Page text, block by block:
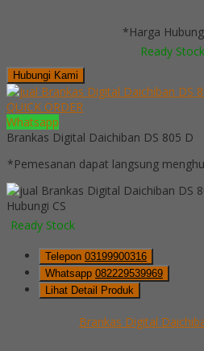
*Harga
Ready Stock
Hubungi Kami
QUICK ORDER
Whatsapp
Brankas Digital Daichiban DS 805 D
*Pemesanan dapat langsung
Hubungi CS
Ready Stock
Telepon 03199900316
Whatsapp 082229539969
Lihat Detail Produk
Brankas Digital